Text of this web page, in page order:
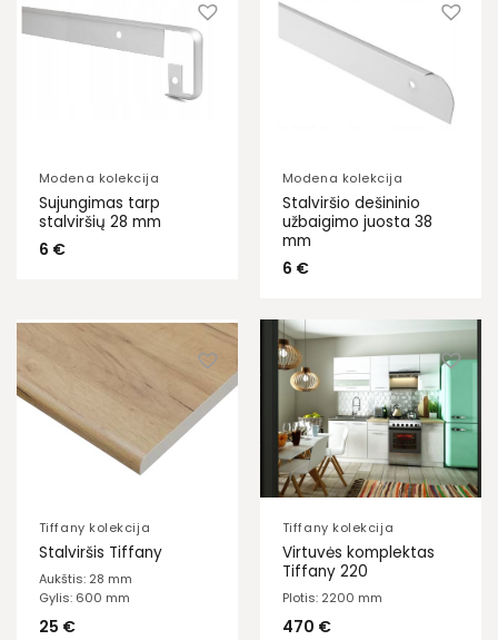
Modena kolekcija
Sujungimas tarp
stalviršių 28 mm
6 €
Modena kolekcija
Stalviršio dešininio
užbaigimo juosta 38
mm
6 €
Tiffany kolekcija
Stalviršis Tiffany
Aukštis: 28 mm
Gylis: 600 mm
25 €
Tiffany kolekcija
Virtuvės komplektas
Tiffany 220
Plotis: 2200 mm
470 €